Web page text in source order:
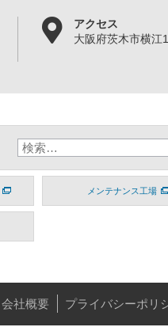
アクセス
大阪府茨木市横江
メンテナンス工場
会社概要 プライバシーポリ